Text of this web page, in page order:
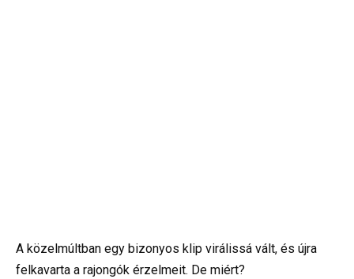
A közelmúltban egy bizonyos klip virálissá vált, és újra
felkavarta a rajongók érzelmeit. De miért?